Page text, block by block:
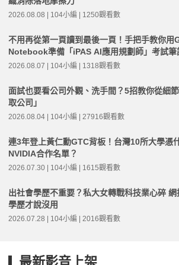
2026.08.08 | 104小編 | 1250觀看數
不用再從第一頁讀到最後一頁！手把手教你用
Notebook準備「iPAS AI應用規劃師」考試筆
2026.08.07 | 104小編 | 1318觀看數
面試也要看公司外觀、洗手間？5招教你從細
取公司」
2026.08.04 | 104小編 | 27916觀看數
連3年登上黃仁勳GTC背板！台灣10所大學憑
NVIDIA合作名單？
2026.07.30 | 104小編 | 1615觀看數
出社會學歷不重要？私大女轉戰科技業心碎 網
學歷才說沒用
2026.07.28 | 104小編 | 2016觀看數
最新影音上架